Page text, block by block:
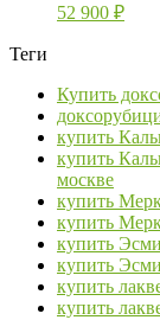
52 900 ₽
Теги
Купить
купить
купить
москве
купить
купить
купить
купить
купить
купить